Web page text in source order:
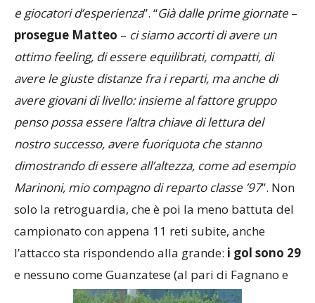
e giocatori d’esperienza”. “Già dalle prime giornate –
prosegue Matteo – ci siamo accorti di avere un
ottimo feeling, di essere equilibrati, compatti, di
avere le giuste distanze fra i reparti, ma anche di
avere giovani di livello: insieme al fattore gruppo
penso possa essere l’altra chiave di lettura del
nostro successo, avere fuoriquota che stanno
dimostrando di essere all’altezza, come ad esempio
Marinoni, mio compagno di reparto classe ’97”. Non
solo la retroguardia, che è poi la meno battuta del
campionato con appena 11 reti subite, anche
l’attacco sta rispondendo alla grande: i gol sono 29
e nessuno come Guanzatese (al pari di Fagnano e